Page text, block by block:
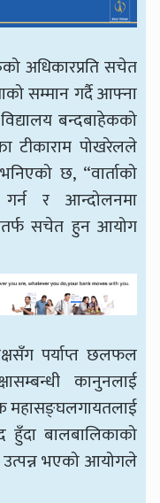
अधिकारप्रति सचेत
सम्मान गर्दै आफ्ना
बन्दबाहेकको
टीकाराम पोखरेलले
छ, “वार्ताको
गर्न र आन्दोलनमा
सचेत हुन आयोग
पर्याप्त छलफल
कानुनलाई
महासङ्घलगायतलाई
हुँदा बालबालिकाको
उत्पन्न भएको आयोगले